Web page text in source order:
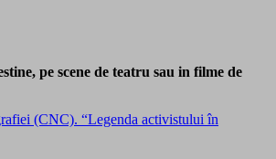
pe scene de teatru sau in filme de
(CNC). “Legenda activistului în